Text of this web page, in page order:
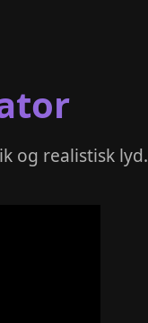
og realistisk lyd.